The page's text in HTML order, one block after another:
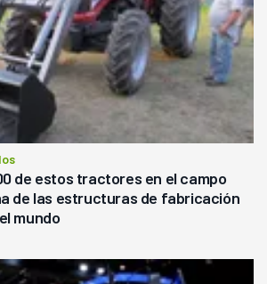
de estos tractores en el campo
de las estructuras de fabricación
mundo